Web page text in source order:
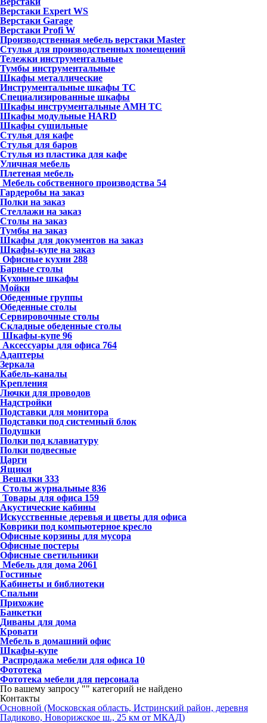
Верстаки Expert WS
Верстаки Garage
Верстаки Profi W
Производственная мебель верстаки Master
Стулья для производственных помещений
Тележки инструментальные
Тумбы инструментальные
Шкафы металлические
Инструментальные шкафы ТС
Специализированные шкафы
Шкафы инструментальные АМН ТС
Шкафы модульные HARD
Шкафы сушильные
Стулья для кафе
Стулья для баров
Стулья из пластика для кафе
Уличная мебель
Плетеная мебель
Мебель собственного производства 54
Гардеробы на заказ
Полки на заказ
Стеллажи на заказ
Столы на заказ
Тумбы на заказ
Шкафы для документов на заказ
Шкафы-купе на заказ
Офисные кухни 288
Барные столы
Кухонные шкафы
Мойки
Обеденные группы
Обеденные столы
Сервировочные столы
Складные обеденные столы
Шкафы-купе 96
Аксессуары для офиса 764
Адаптеры
Зеркала
Кабель-каналы
Крепления
Лючки для проводов
Надстройки
Подставки для монитора
Подставки под системный блок
Подушки
Полки под клавиатуру
Полки подвесные
Царги
Ящики
Вешалки 333
Столы журнальные 836
Товары для офиса 159
Акустические кабины
Искусственные деревья и цветы для офиса
Коврики под компьютерное кресло
Офисные корзины для мусора
Офисные постеры
Офисные светильники
Мебель для дома 2061
Гостиные
Кабинеты и библиотеки
Спальни
Прихожие
Банкетки
Диваны для дома
Кровати
Мебель в домашний офис
Шкафы-купе
Распродажа мебели для офиса 10
Фототека
Фототека мебели для персонала
По вашему запросу "" категорий не найдено
Контакты
Основной (Московская область, Истринский район, деревня
Падиково, Новорижское ш., 25 км от МКАД)